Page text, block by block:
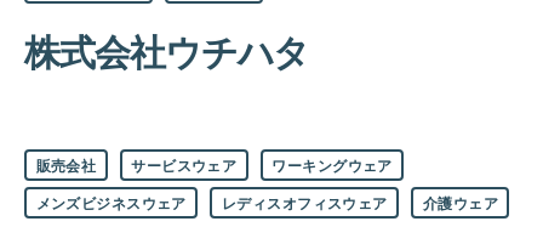
株式会社ウチハタ
カ
テ
ゴ
リ
販売会社 サービスウェア
ワーキングウェア
メンズビジネスウェア
レディスオフィスウェア 介護ウェア